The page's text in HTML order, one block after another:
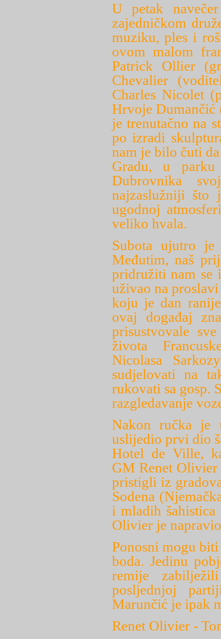
U petak
zajedničkom
muziku, ples i
ovom malom
Patrick Ollier
Chevalier
Charles Nicolet
Hrvoje Dumančić
je trenutačno na
po izradi
nam je bilo čuti
Gradu, u
Dubrovnika
najzaslužniji što
ugodnoj
veliko hvala.
Subota ujutro je
Međutim, naš
pridružiti nam se
uživao na
koju je dan
ovaj događaj
prisustvovale
života
Nicolasa
sudjelovati na
rukovati sa gosp.
razgledavanje
Nakon ručka je
uslijedio prvi dio
Hotel de Ville,
GM Renet
pristigli iz
Sodena
i mladih
Olivier je
Ponosni mogu
boda. Jedinu
remije
posljednjoj
Marunčić je ipak
Renet Olivier -